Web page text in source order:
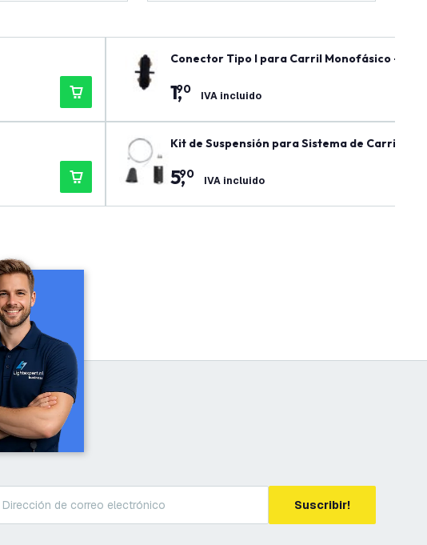
Conector Tipo I para Carril Monofásico -
1,
90 IVA incluido
Kit de Suspensión para Sistema de Carril –
5,
90 IVA incluido
Suscribir!